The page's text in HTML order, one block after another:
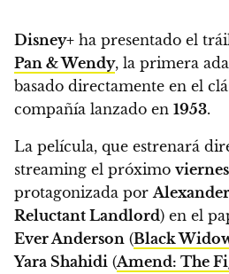
Disney+ ha presentado el
Pan & Wendy, la primera
basado directamente en el
compañía lanzado en 1953.
La película, que estrenará
streaming el próximo
protagonizada por
Reluctant Landlord) en el
Ever Anderson (Black
Yara Shahidi (Amend: The